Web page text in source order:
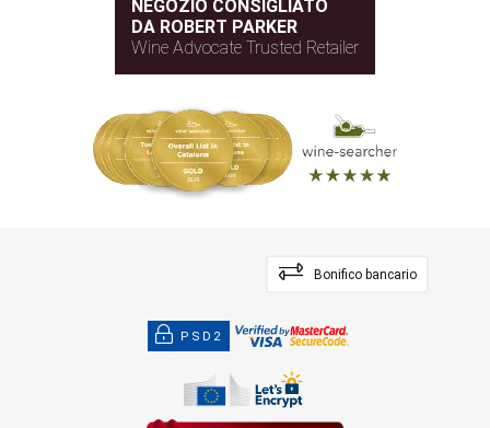
NEGOZIO CONSIGLIATO
DA ROBERT PARKER
Wine Advocate Trusted Retailer
Bonifico bancario
PSD2